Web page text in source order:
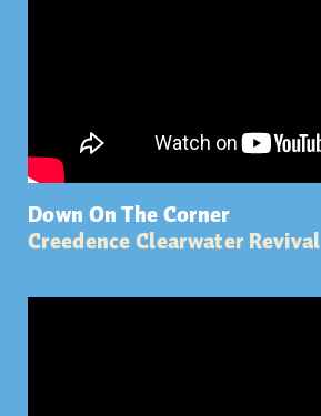
Down On The Corner
Creedence Clearwater Revival